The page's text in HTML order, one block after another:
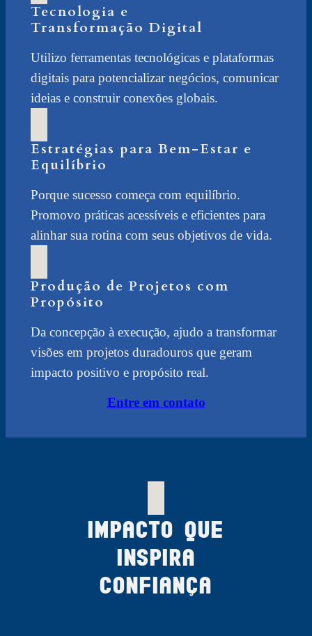
Tecnologia e
Transformação Digital
Utilizo ferramentas tecnológicas e plataformas
digitais para potencializar negócios, comunicar
ideias e construir conexões globais.
Estratégias para Bem-Estar e
Equilíbrio
Porque sucesso começa com equilíbrio.
Promovo práticas acessíveis e eficientes para
alinhar sua rotina com seus objetivos de vida.
Produção de Projetos com
Propósito
Da concepção à execução, ajudo a transformar
visões em projetos duradouros que geram
impacto positivo e propósito real.
Entre em contato
Impacto que
Inspira
Confiança